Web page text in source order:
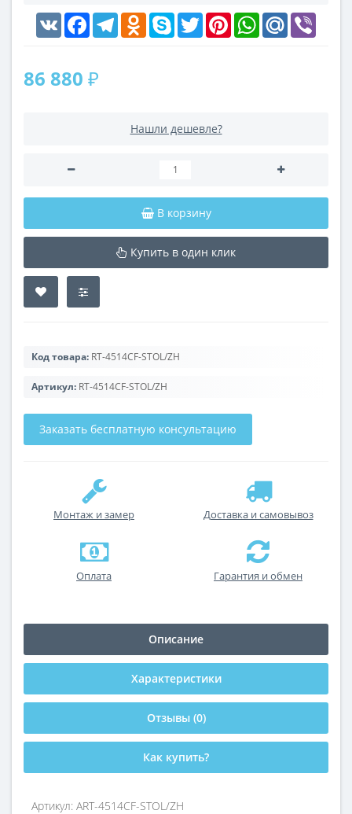
VK FacebookTelegramOdnoklassniki
Skype Twitter PinterestWhatsAppMail.Ru
86 880 ₽
Нашли дешевле?
В корзину
Купить в один клик
Код товара: RT-4514CF-STOL/ZH
Артикул: RT-4514CF-STOL/ZH
Заказать бесплатную консультацию
Монтаж и замер Доставка и самовывоз
Оплата Гарантия и обмен
Описание
Характеристики
Отзывы (0)
Как купить?
Артикул: ART-4514CF-STOL/ZH